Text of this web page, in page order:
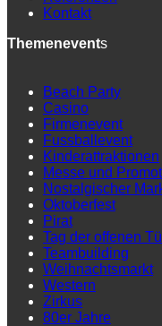
Kontakt
Themenevents
Beach Party
Casino
Firmenevent
Fussballevent
Kinderattraktionen
Messe und
Nostalgischer
Oktoberfest
Pirat
Tag der offenen
Teambuilding
Weihnachtsmarkt
Western
Zirkus
80er Jahre